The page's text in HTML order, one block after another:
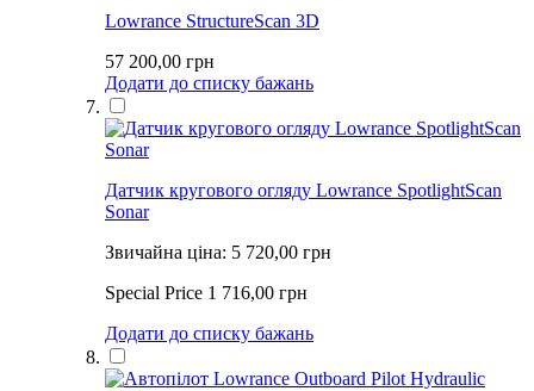
Lowrance StructureScan 3D
57 200,00 грн
Додати до списку бажань
Датчик кругового огляду Lowrance SpotlightScan
Sonar
Звичайна ціна: 5 720,00 грн
Special Price 1 716,00 грн
Додати до списку бажань